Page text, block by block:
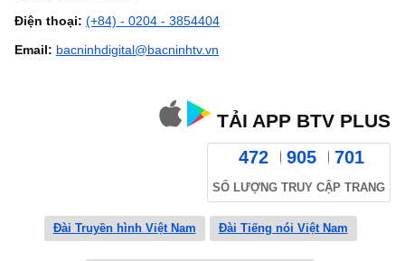
Điện thoại: (+84) - 0204 - 3854404
Email: bacninhdigital@bacninhtv.vn
TẢI APP BTV PLUS
472 905 701
SỐ LƯỢNG TRUY CẬP TRANG
Đài Truyền hình Việt Nam Đài Tiếng nói Việt Nam